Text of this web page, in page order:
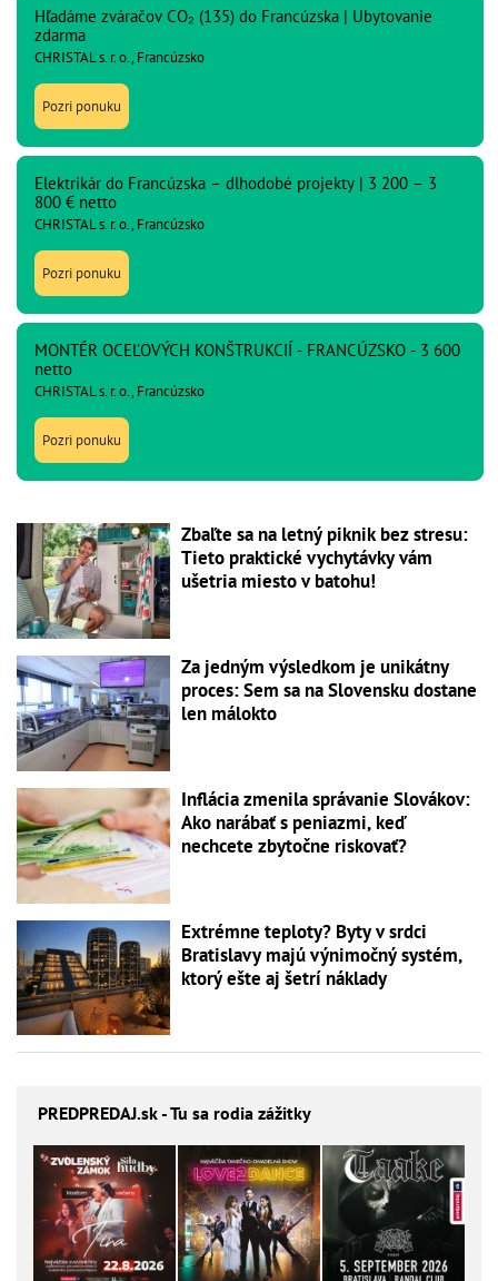
Hľadáme zváračov CO₂ (135) do Francúzska | Ubytovanie
zdarma
CHRISTAL s. r. o., Francúzsko
Pozri ponuku
Elektrikár do Francúzska – dlhodobé projekty | 3 200 – 3
800 € netto
CHRISTAL s. r. o., Francúzsko
Pozri ponuku
MONTÉR OCEĽOVÝCH KONŠTRUKCIÍ - FRANCÚZSKO - 3 600
netto
CHRISTAL s. r. o., Francúzsko
Pozri ponuku
Zbaľte sa na letný piknik bez stresu:
Tieto praktické vychytávky vám
ušetria miesto v batohu!
Za jedným výsledkom je unikátny
proces: Sem sa na Slovensku dostane
len málokto
Inflácia zmenila správanie Slovákov:
Ako narábať s peniazmi, keď
nechcete zbytočne riskovať?
Extrémne teploty? Byty v srdci
Bratislavy majú výnimočný systém,
ktorý ešte aj šetrí náklady
PREDPREDAJ.sk - Tu sa rodia zážitky